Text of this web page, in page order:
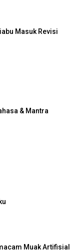
Masuk Revisi
& Mantra
Muak Artifisial